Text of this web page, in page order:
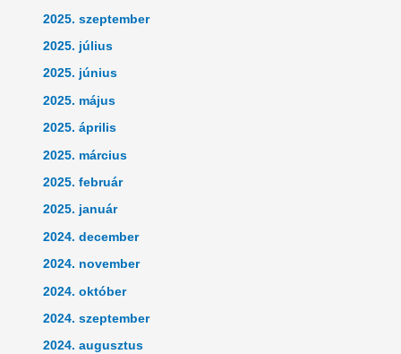
2025. szeptember
2025. július
2025. június
2025. május
2025. április
2025. március
2025. február
2025. január
2024. december
2024. november
2024. október
2024. szeptember
2024. augusztus